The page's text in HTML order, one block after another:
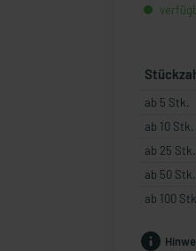
ab 5 Stk.
ab 10 Stk.
ab 25 Stk.
ab 50 Stk.
ab 100